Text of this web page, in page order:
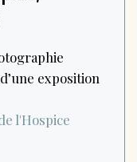
exposition
l'Hospice